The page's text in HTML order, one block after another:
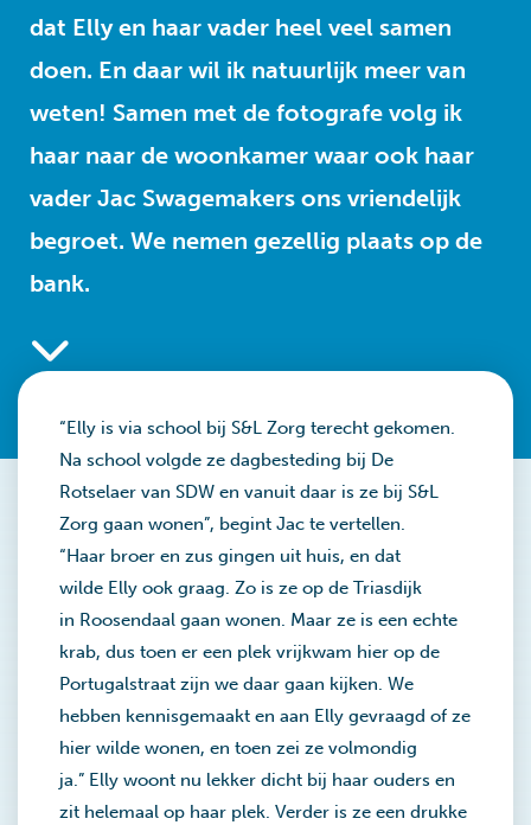
dat Elly en haar vader heel veel samen
doen. En daar wil ik natuurlijk meer van
weten! Samen met de fotografe volg ik
haar naar de woonkamer waar ook haar
vader Jac Swagemakers ons vriendelijk
begroet. We nemen gezellig plaats op de
bank.
“Elly is via school bij S&L Zorg terecht gekomen.
Na school volgde ze dagbesteding bij De
Rotselaer van SDW en vanuit daar is ze bij S&L
Zorg gaan wonen”, begint Jac te vertellen.
“Haar broer en zus gingen uit huis, en dat
wilde Elly ook graag. Zo is ze op de Triasdijk
in Roosendaal gaan wonen. Maar ze is een echte
krab, dus toen er een plek vrijkwam hier op de
Portugalstraat zijn we daar gaan kijken. We
hebben kennisgemaakt en aan Elly gevraagd of ze
hier wilde wonen, en toen zei ze volmondig
ja.” Elly woont nu lekker dicht bij haar ouders en
zit helemaal op haar plek. Verder is ze een drukke